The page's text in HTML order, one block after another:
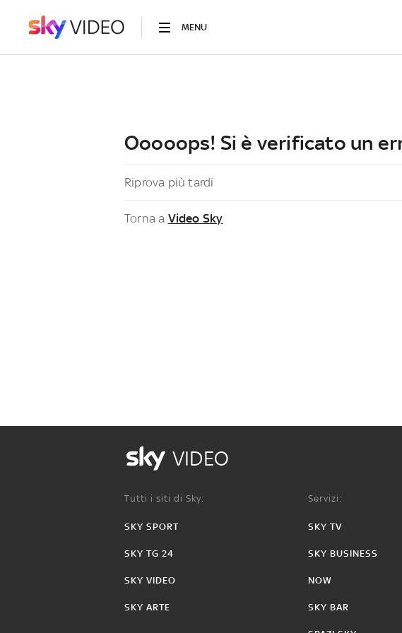
MENU
Ooooops! Si è verificato un
Riprova più tardi
Torna a Video Sky
VIDEO
Tutti i siti di Sky:
SKY SPORT
SKY TG 24
SKY VIDEO
SKY ARTE
Servizi:
SKY TV
SKY BUSINESS
NOW
SKY BAR